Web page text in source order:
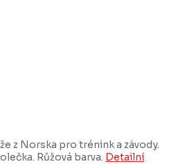
z Norska pro trénink a závody.
Růžová barva. Detailní